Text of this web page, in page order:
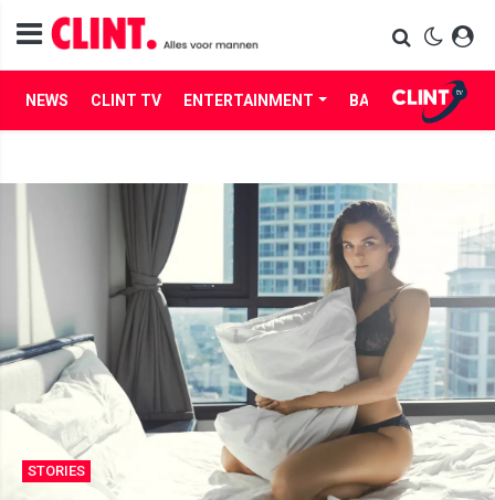
NEWS CLINT TV ENTERTAINMENT BABES LIFE
STORIES